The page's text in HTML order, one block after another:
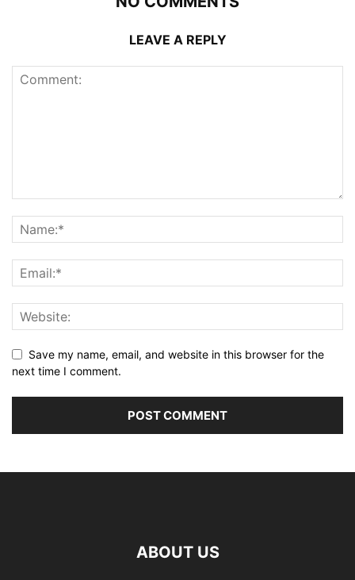
LEAVE A REPLY
Save my name, email, and website in this browser for the
next time I comment.
ABOUT US